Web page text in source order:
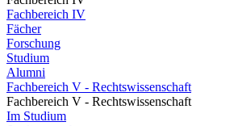
Fachbereich IV
Fächer
Forschung
Studium
Alumni
Fachbereich V - Rechtswissenschaft
Fachbereich V - Rechtswissenschaft
Im Studium